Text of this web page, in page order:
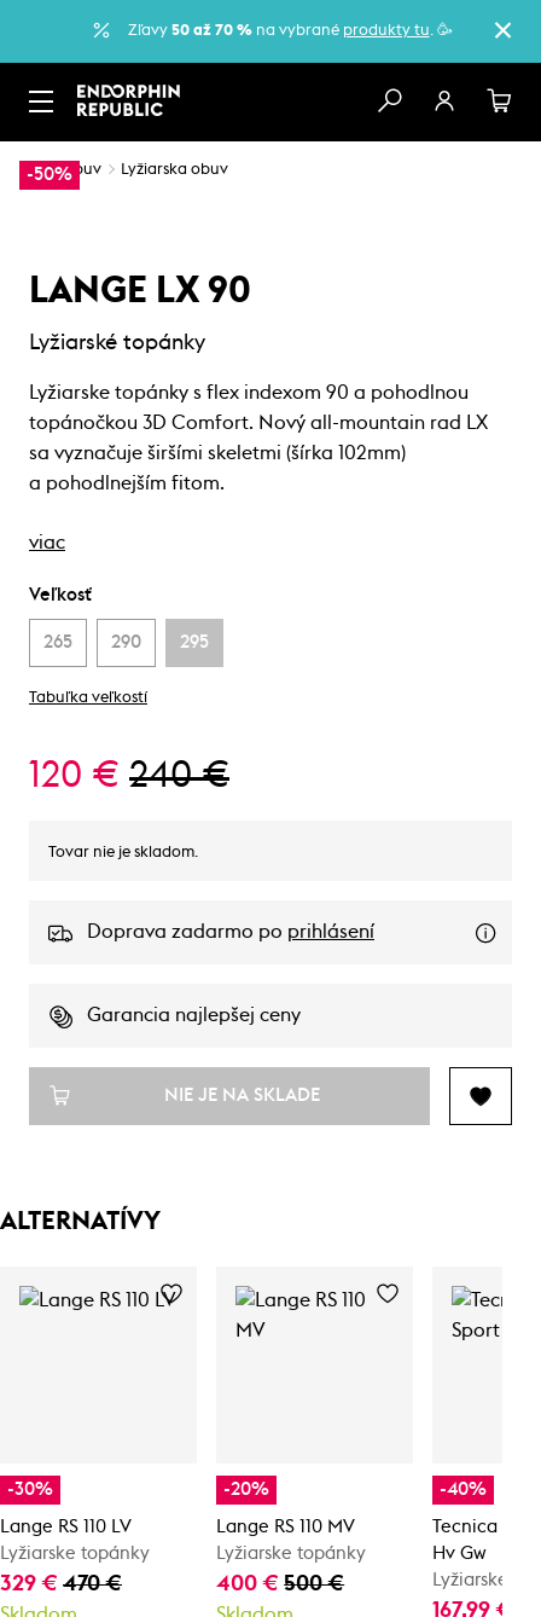
Zľavy 50 až 70 %na vybrané produkty tu. 🥳
-50%
… Obuv Lyžiarska obuv
LANGE LX 90
Lyžiarské topánky
Lyžiarske topánky s flex indexom 90 a pohodlnou
topánočkou 3D Comfort. Nový all-mountain rad LX
sa vyznačuje širšími skeletmi (šírka 102mm)
a pohodlnejším fitom.
viac
Veľkosť
265 290 295
Tabuľka veľkostí
120 € 240 €
Tovar nie je skladom.
Doprava zadarmo po prihlásení
Garancia najlepšej ceny
NIE JE NA SKLADE
ALTERNATÍVY
-30%
Lange RS 110 LV
Lyžiarske topánky
329 € 470 €
-20%
Lange RS 110 MV
Lyžiarske topánky
400 €500 €
-40%
Tecnica
Hv Gw
Lyžiarske
167,99 €